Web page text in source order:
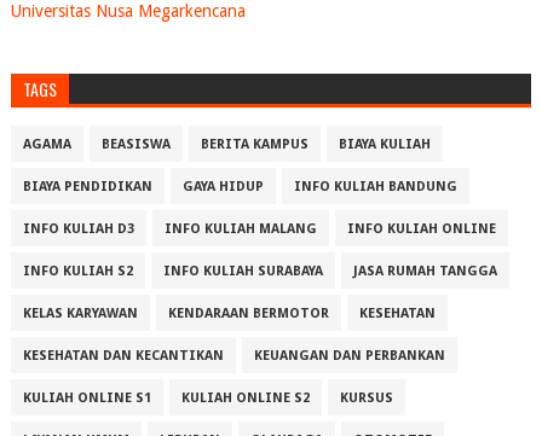
Universitas Nusa Megarkencana
TAGS
AGAMA BEASISWA BERITA KAMPUS BIAYA KULIAH
BIAYA PENDIDIKAN GAYA HIDUP INFO KULIAH BANDUNG
INFO KULIAH D3 INFO KULIAH MALANG INFO KULIAH ONLINE
INFO KULIAH S2 INFO KULIAH SURABAYA JASA RUMAH TANGGA
KELAS KARYAWAN KENDARAAN BERMOTOR KESEHATAN
KESEHATAN DAN KECANTIKAN KEUANGAN DAN PERBANKAN
KULIAH ONLINE S1 KULIAH ONLINE S2 KURSUS